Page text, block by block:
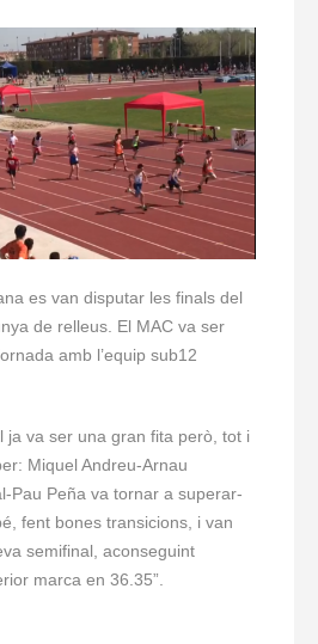
es van disputar les finals del
de relleus. El MAC va ser
amb l’equip sub12
ja va ser una gran fita però, tot i
Miquel Andreu-Arnau
Pau Peña va tornar a superar-
fent bones transicions, i van
semifinal, aconseguint
marca en 36.35”.